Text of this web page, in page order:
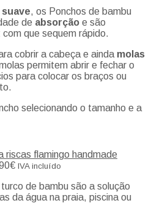
, os Ponchos de bambu
de absorção e são
com que sequem rápido.
cobrir a cabeça e ainda molas
permitem abrir e fechar o
para colocar os braços ou
selecionando o tamanho e a
€ IVA incluído
de bambu são a solução
da água na praia, piscina ou